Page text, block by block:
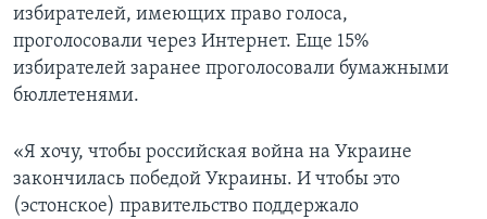
избирателей, имеющих право голоса,
проголосовали через Интернет. Еще 15%
избирателей заранее проголосовали бумажными
бюллетенями.
«Я хочу, чтобы российская война на Украине
закончилась победой Украины. И чтобы это
(эстонское) правительство поддержало